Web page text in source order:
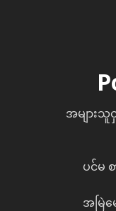
အများ
ပင်မ
အမြဲမ